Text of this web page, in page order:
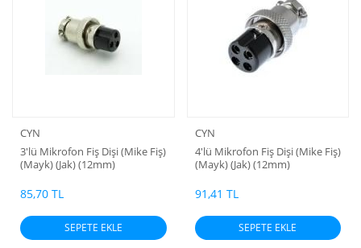
CYN
3'lü Mikrofon Fiş Dişi (Mike Fiş)
(Mayk) (Jak) (12mm)
85,70 TL
SEPETE EKLE
CYN
4'lü Mikrofon Fiş Dişi (Mike Fiş)
(Mayk) (Jak) (12mm)
91,41 TL
SEPETE EKLE